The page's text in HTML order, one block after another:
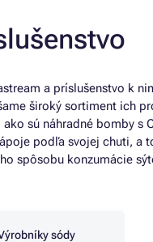
a príslušenstvo k
široký sortiment ich
sú náhradné bomby s
podľa svojej chuti,
spôsobu konzumácie
sódy